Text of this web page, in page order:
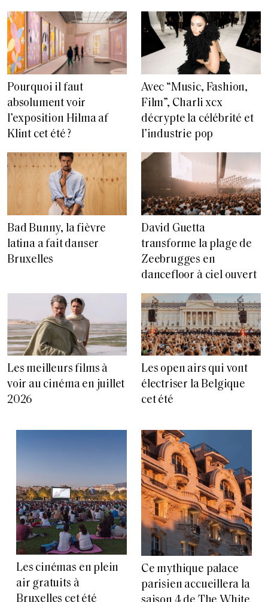
Pourquoi il faut
absolument voir
l’exposition Hilma af
Klint cet été ?
Avec “Music, Fashion,
Film”, Charli xcx
décrypte la célébrité et
l’industrie pop
Bad Bunny, la fièvre
latina a fait danser
Bruxelles
David Guetta
transforme la plage de
Zeebrugges en
dancefloor à ciel ouvert
Les meilleurs films à
voir au cinéma en juillet
2026
Les open airs qui vont
électriser la Belgique
cet été
Les cinémas en plein
air gratuits à
Bruxelles cet été
Ce mythique palace
parisien accueillera la